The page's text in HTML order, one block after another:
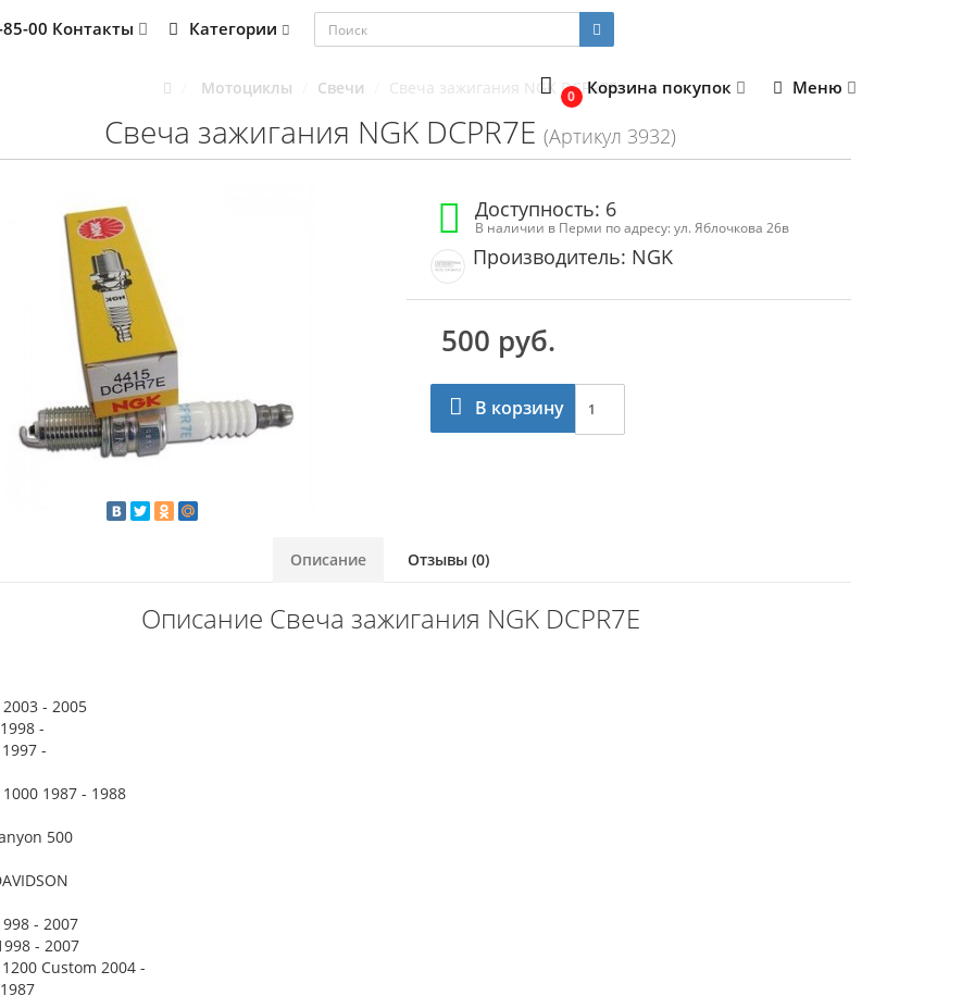
00 Контакты Категории
0 Корзина покупок Меню
Мотоциклы Свечи Свеча зажигания NGK DCPR7E
Свеча зажигания NGK DCPR7E (Артикул 3932)
Доступность: 6
В наличии в Перми по адресу: ул. Яблочкова 26в
Производитель: NGK
500 руб.
В корзину
Описание Отзывы (0)
Описание Свеча зажигания NGK DCPR7E
2003 - 2005
-
-
1000 1987 - 1988
500
- 2007
- 2007
Custom 2004 -